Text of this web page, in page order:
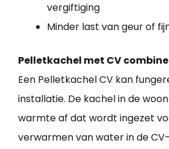
vergiftiging
Minder last van geur of
Pelletkachel met CV
Een Pelletkachel CV kan
installatie. De kachel in de
warmte af dat wordt ingezet
verwarmen van water in de